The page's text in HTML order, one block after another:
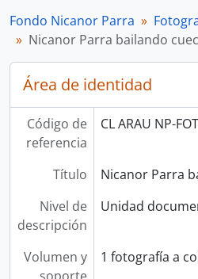
Fondo Nicanor Parra
Nicanor Parra bailando
Área de identidad
Código de
referencia
CL ARAU NP-
Título
Nicanor Parra
Nivel de
descripción
Unidad
Volumen y
1 fotografía a